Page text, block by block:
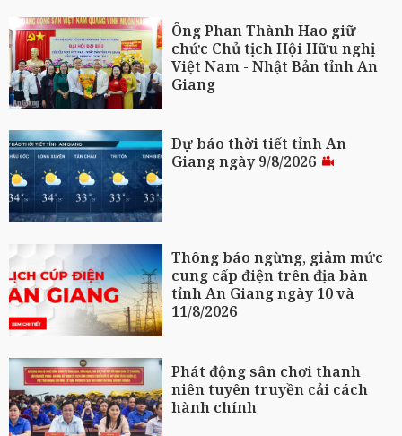
Ông Phan Thành Hao giữ
chức Chủ tịch Hội Hữu nghị
Việt Nam - Nhật Bản tỉnh An
Giang
Dự báo thời tiết tỉnh An
Giang ngày 9/8/2026
Thông báo ngừng, giảm mức
cung cấp điện trên địa bàn
tỉnh An Giang ngày 10 và
11/8/2026
Phát động sân chơi thanh
niên tuyên truyền cải cách
hành chính